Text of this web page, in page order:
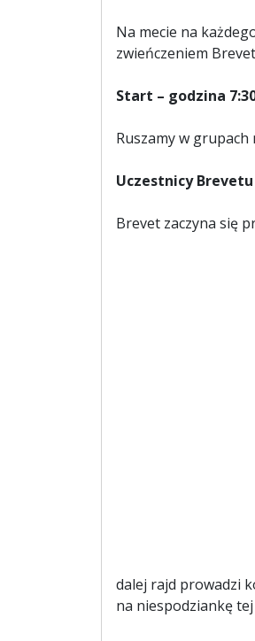
Na mecie na
zwieńczeniem
Start – godzina
Ruszamy w grupach
Uczestnicy
Brevet zaczyna się
dalej rajd prowadzi
na niespodziankę